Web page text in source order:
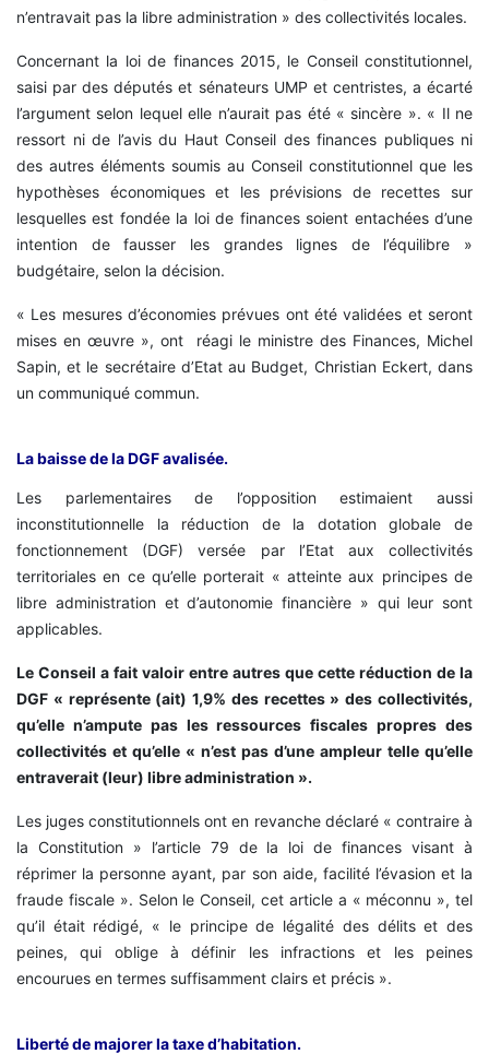
n’entravait pas la libre administration » des collectivités locales.
Concernant la loi de finances 2015, le Conseil constitutionnel,
saisi par des députés et sénateurs UMP et centristes, a écarté
l’argument selon lequel elle n’aurait pas été « sincère ». « Il ne
ressort ni de l’avis du Haut Conseil des finances publiques ni
des autres éléments soumis au Conseil constitutionnel que les
hypothèses économiques et les prévisions de recettes sur
lesquelles est fondée la loi de finances soient entachées d’une
intention de fausser les grandes lignes de l’équilibre »
budgétaire, selon la décision.
« Les mesures d’économies prévues ont été validées et seront
mises en œuvre », ont réagi le ministre des Finances, Michel
Sapin, et le secrétaire d’Etat au Budget, Christian Eckert, dans
un communiqué commun.
La baisse de la DGF avalisée.
Les parlementaires de l’opposition estimaient aussi
inconstitutionnelle la réduction de la dotation globale de
fonctionnement (DGF) versée par l’Etat aux collectivités
territoriales en ce qu’elle porterait « atteinte aux principes de
libre administration et d’autonomie financière » qui leur sont
applicables.
Le Conseil a fait valoir entre autres que cette réduction de la
DGF « représente (ait) 1,9% des recettes » des collectivités,
qu’elle n’ampute pas les ressources fiscales propres des
collectivités et qu’elle « n’est pas d’une ampleur telle qu’elle
entraverait (leur) libre administration ».
Les juges constitutionnels ont en revanche déclaré « contraire à
la Constitution » l’article 79 de la loi de finances visant à
réprimer la personne ayant, par son aide, facilité l’évasion et la
fraude fiscale ». Selon le Conseil, cet article a « méconnu », tel
qu’il était rédigé, « le principe de légalité des délits et des
peines, qui oblige à définir les infractions et les peines
encourues en termes suffisamment clairs et précis ».
Liberté de majorer la taxe d’habitation.